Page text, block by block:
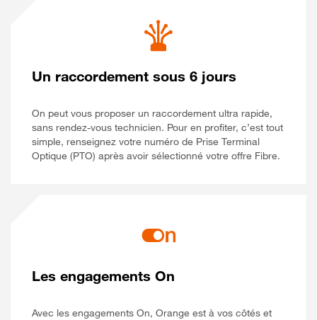
Un raccordement sous 6 jours
On peut vous proposer un raccordement ultra rapide,
sans rendez-vous technicien. Pour en profiter, c’est tout
simple, renseignez votre numéro de Prise Terminal
Optique (PTO) après avoir sélectionné votre offre Fibre.
Les engagements On
Avec les engagements On, Orange est à vos côtés et